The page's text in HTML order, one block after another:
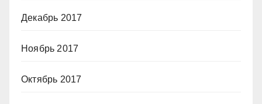
Декабрь 2017
Ноябрь 2017
Октябрь 2017